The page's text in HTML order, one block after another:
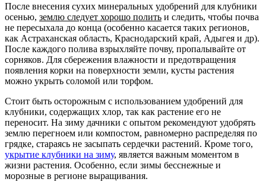
После внесения сухих минеральных удобрений для клубники
осенью, землю следует хорошо полить и следить, чтобы почва
не пересыхала до конца (особенно касается таких регионов,
как Астраханская область, Краснодарский край, Адыгея и др).
После каждого полива взрыхляйте почву, пропалывайте от
сорняков. Для сбережения влажности и предотвращения
появления корки на поверхности земли, кусты растения
можно укрыть соломой или торфом.
Стоит быть осторожным с использованием удобрений для
клубники, содержащих хлор, так как растение его не
переносит. На зиму дачники с опытом рекомендуют удобрять
землю перегноем или компостом, равномерно распределяя по
грядке, стараясь не засыпать сердечки растений. Кроме того,
укрытие клубники на зиму, является важным моментом в
жизни растения. Особенно, если зимы бесснежные и
морозные в регионе выращивания.